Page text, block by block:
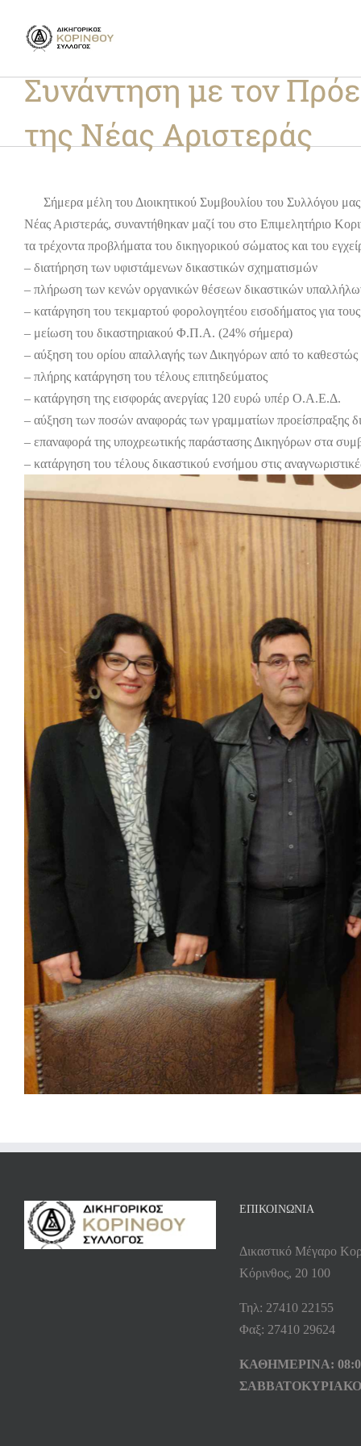
content
Συνάντηση με τον
της Νέας Αριστεράς
Σήμερα μέλη του Διοικητικού Συμβουλίου του Συλλόγου
Νέας Αριστεράς, συναντήθηκαν μαζί του στο Επιμελητήριο
τα τρέχοντα προβλήματα του δικηγορικού σώματος και του
– διατήρηση των υφιστάμενων δικαστικών σχηματισμών
– πλήρωση των κενών οργανικών θέσεων δικαστικών
– κατάργηση του τεκμαρτού φορολογητέου εισοδήματος για
– μείωση του δικαστηριακού Φ.Π.Α. (24% σήμερα)
– αύξηση του ορίου απαλλαγής των Δικηγόρων από το
– πλήρης κατάργηση του τέλους επιτηδεύματος
– κατάργηση της εισφοράς ανεργίας 120 ευρώ υπέρ Ο.Α.Ε.Δ.
– αύξηση των ποσών αναφοράς των γραμματίων προείσπραξης
– επαναφορά της υποχρεωτικής παράστασης Δικηγόρων στα
– κατάργηση του τέλους δικαστικού ενσήμου στις
ΕΠΙΚΟΙΝΩΝΙΑ
Δικαστικό Μέγαρο
Κόρινθος, 20 100
Τηλ: 27410 22155
Φαξ: 27410 29624
ΚΑΘΗΜΕΡΙΝΑ: